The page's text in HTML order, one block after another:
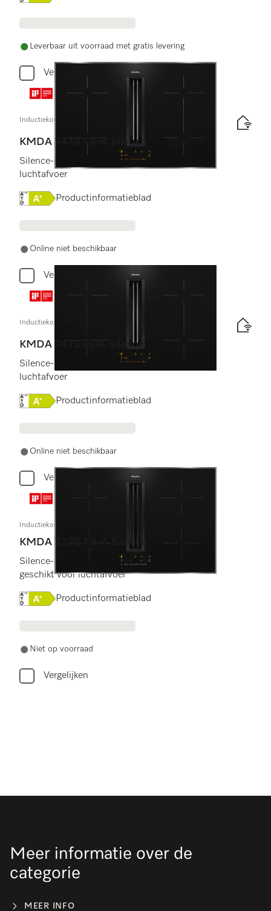
Leverbaar uit voorraad met gratis levering
Vergelijken
Inductiekookplaat met afzuiging
KMDA 7473 FR-A Silence
Silence-motor met 2 flex-zones, geschikt voor
luchtafvoer
Online Label Flag, Energielabel
Productinformatieblad
Online niet beschikbaar
Vergelijken
Inductiekookplaat met afzuiging
KMDA 7473 FL-A Silence
Silence-motor met 2 flex-zones, geschikt voor
luchtafvoer
Online Label Flag, Energielabel
Productinformatieblad
Online niet beschikbaar
Vergelijken
Inductiekookplaat met afzuiging
KMDA 7272 FR-A Silence
Silence-motor met 4 afzonderlijke kookzones,
geschikt voor luchtafvoer
Online Label Flag, Energielabel
Productinformatieblad
Niet op voorraad
Vergelijken
Meer informatie over de
categorie
MEER INFO